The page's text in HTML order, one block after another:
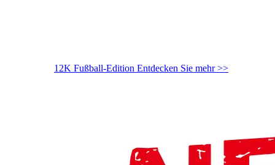
12K Fußball-Edition Entdecken Sie mehr >>